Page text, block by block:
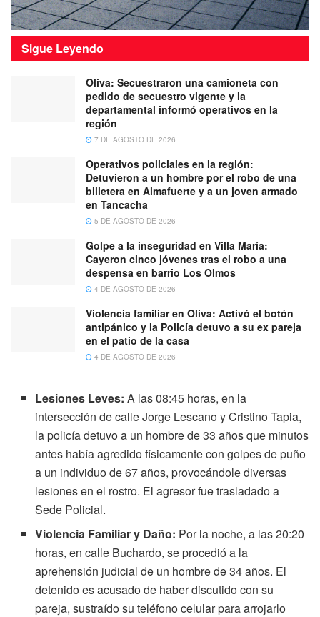
Sigue Leyendo
Oliva: Secuestraron una camioneta con
pedido de secuestro vigente y la
departamental informó operativos en la
región
7 DE AGOSTO DE 2026
Operativos policiales en la región:
Detuvieron a un hombre por el robo de una
billetera en Almafuerte y a un joven armado
en Tancacha
5 DE AGOSTO DE 2026
Golpe a la inseguridad en Villa María:
Cayeron cinco jóvenes tras el robo a una
despensa en barrio Los Olmos
4 DE AGOSTO DE 2026
Violencia familiar en Oliva: Activó el botón
antipánico y la Policía detuvo a su ex pareja
en el patio de la casa
4 DE AGOSTO DE 2026
Lesiones Leves: A las 08:45 horas, en la
intersección de calle Jorge Lescano y Cristino Tapia,
la policía detuvo a un hombre de 33 años que minutos
antes había agredido físicamente con golpes de puño
a un individuo de 67 años, provocándole diversas
lesiones en el rostro. El agresor fue trasladado a
Sede Policial.
Violencia Familiar y Daño: Por la noche, a las 20:20
horas, en calle Buchardo, se procedió a la
aprehensión judicial de un hombre de 34 años. El
detenido es acusado de haber discutido con su
pareja, sustraído su teléfono celular para arrojarlo